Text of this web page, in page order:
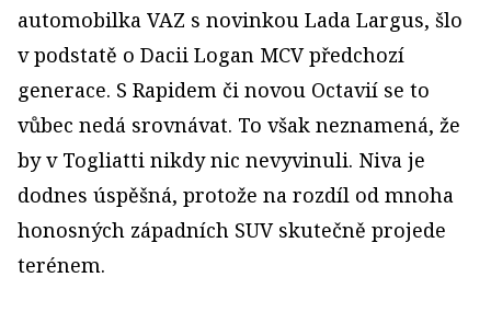
automobilka VAZ s novinkou Lada Largus, šlo
v podstatě o Dacii Logan MCV předchozí
generace. S Rapidem či novou Octavií se to
vůbec nedá srovnávat. To však neznamená, že
by v Togliatti nikdy nic nevyvinuli. Niva je
dodnes úspěšná, protože na rozdíl od mnoha
honosných západních SUV skutečně projede
terénem.